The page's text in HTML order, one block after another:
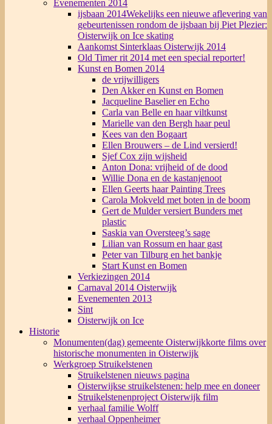
Evenementen 2014
ijsbaan 2014Wekelijks een nieuwe aflevering van
gebeurtenissen rondom de ijsbaan bij Piet Plezier:
Oisterwijk on Ice skating
Aankomst Sinterklaas Oisterwijk 2014
Old Timer rit 2014 met een special reporter!
Kunst en Bomen 2014
de vrijwilligers
Den Akker en Kunst en Bomen
Jacqueline Baselier en Echo
Carla van Belle en haar viltkunst
Marielle van den Bergh haar peul
Kees van den Bogaart
Ellen Brouwers – de Lind versierd!
Sjef Cox zijn wijsheid
Anton Dona: vrijheid of de dood
Willie Dona en de kastanjenoot
Ellen Geerts haar Painting Trees
Carola Mokveld met boten in de boom
Gert de Mulder versiert Bunders met
plastic
Saskia van Oversteeg’s sage
Lilian van Rossum en haar gast
Peter van Tilburg en het bankje
Start Kunst en Bomen
Verkiezingen 2014
Carnaval 2014 Oisterwijk
Evenementen 2013
Sint
Oisterwijk on Ice
Historie
Monumenten(dag) gemeente Oisterwijkkorte films over
historische monumenten in Oisterwijk
Werkgroep Struikelstenen
Struikelstenen nieuws pagina
Oisterwijkse struikelstenen: help mee en doneer
Struikelstenenproject Oisterwijk film
verhaal familie Wolff
verhaal Oppenheimer